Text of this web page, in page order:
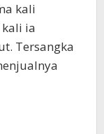
kali
ia
Tersangka